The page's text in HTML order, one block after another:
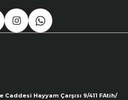
Hayyam Çarşısı 9/411 FAtih/